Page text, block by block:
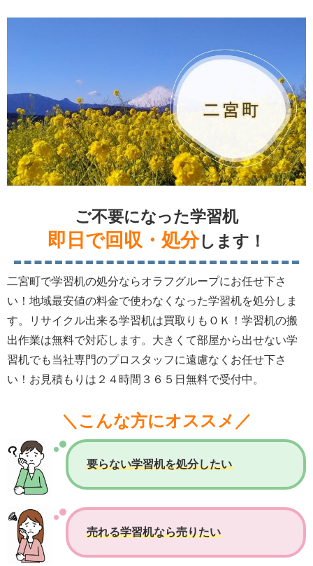
ご不要になった学習机
即日で回収・処分します！
二宮町で学習机の処分ならオラフグループにお任せ下さ
い！地域最安値の料金で使わなくなった学習机を処分しま
す。リサイクル出来る学習机は買取りもＯＫ！学習机の搬
出作業は無料で対応します。大きくて部屋から出せない学
習机でも当社専門のプロスタッフに遠慮なくお任せ下さ
い！お見積もりは２４時間３６５日無料で受付中。
＼こんな方にオススメ／
要らない学習机を処分したい
売れる学習机なら売りたい